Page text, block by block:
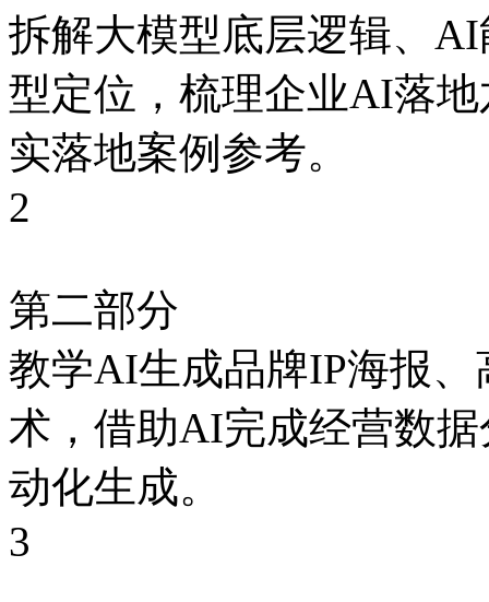
拆解大模型底层逻辑、
型定位，梳理企业AI落
实落地案例参考。
2
第二部分
教学AI生成品牌IP海报
术，借助AI完成经营数
动化生成。
3